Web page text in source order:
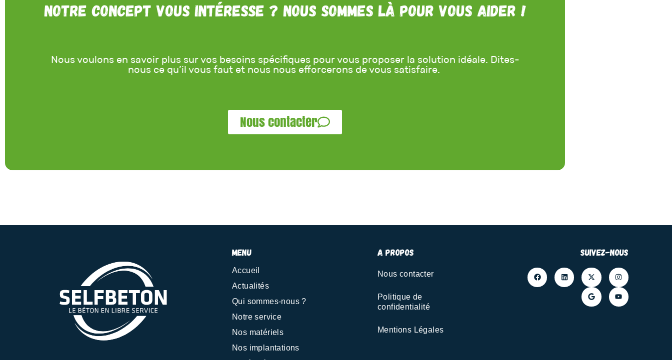
Notre concept vous intéresse ? Nous sommes là pour vous aider !
Nous voulons en savoir plus sur vos besoins spécifiques pour vous proposer la solution idéale. Dites-
nous ce qu’il vous faut et nous nous efforcerons de vous satisfaire.
Nous contacter
menu
Accueil
Actualités
Qui sommes-nous ?
Notre service
Nos matériels
Nos implantations
A propos
Nous contacter
Politique de
confidentialité
Mentions Légales
Suivez-nous